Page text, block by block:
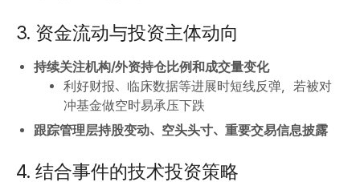
3. 资金流动与投资主体动向
持续关注机构/外资持仓比例和成交量变化
利好财报、临床数据等进展时短线反弹，若被对
冲基金做空时易承压下跌
跟踪管理层持股变动、空头头寸、重要交易信息披露
4. 结合事件的技术投资策略